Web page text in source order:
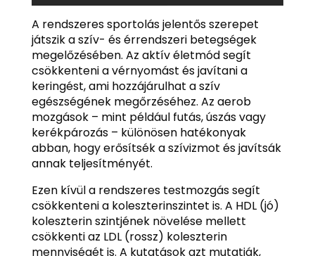
A rendszeres sportolás jelentős szerepet
játszik a szív- és érrendszeri betegségek
megelőzésében. Az aktív életmód segít
csökkenteni a vérnyomást és javítani a
keringést, ami hozzájárulhat a szív
egészségének megőrzéséhez. Az aerob
mozgások – mint például futás, úszás vagy
kerékpározás – különösen hatékonyak
abban, hogy erősítsék a szívizmot és javítsák
annak teljesítményét.
Ezen kívül a rendszeres testmozgás segít
csökkenteni a koleszterinszintet is. A HDL (jó)
koleszterin szintjének növelése mellett
csökkenti az LDL (rossz) koleszterin
mennyiségét is. A kutatások azt mutatják,